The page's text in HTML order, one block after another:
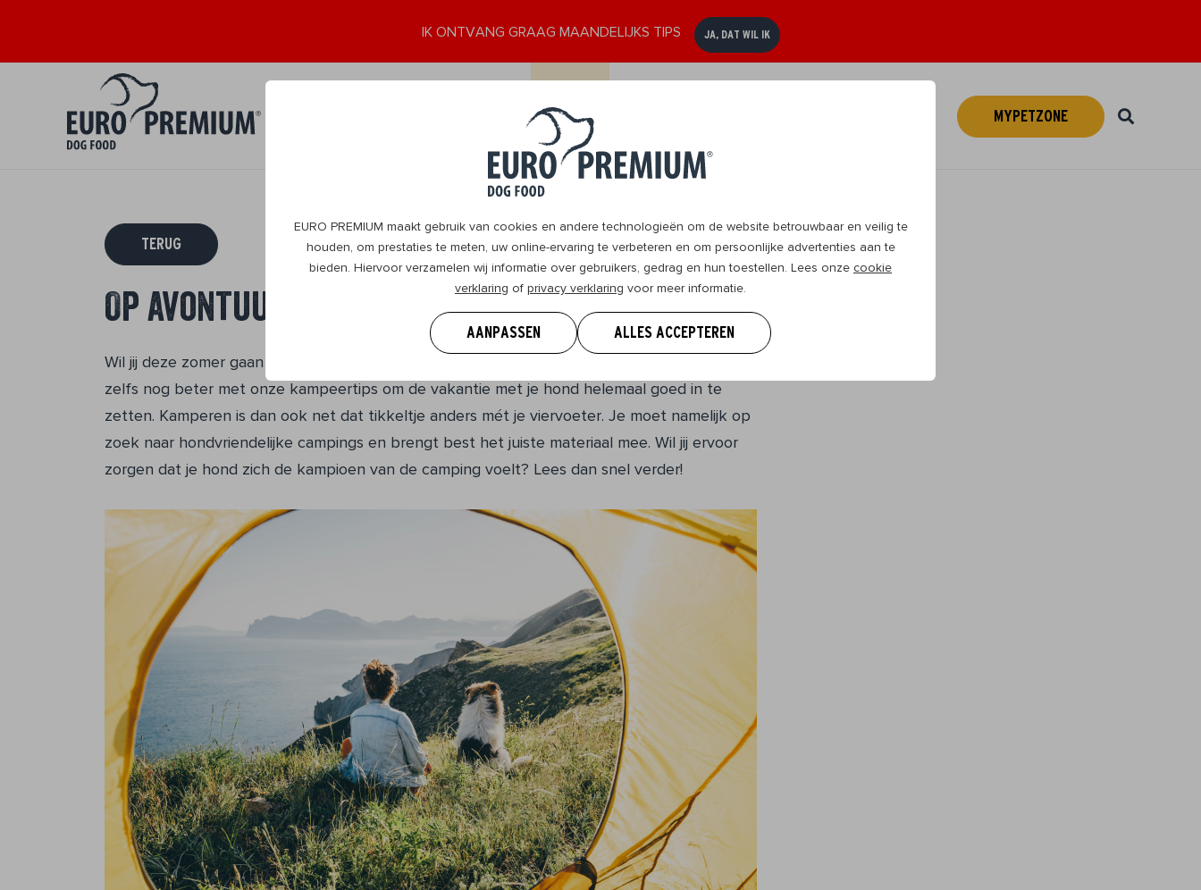
EURO PREMIUM maakt gebruik van cookies en andere technologieën om de website betrouwbaar en veilig te
houden, om prestaties te meten, uw online-ervaring te verbeteren en om persoonlijke advertenties aan te
bieden. Hiervoor verzamelen wij informatie over gebruikers, gedrag en hun toestellen. Lees onze cookie
verklaring of privacy verklaring voor meer informatie.
AANPASSEN ALLES ACCEPTEREN
IK ONTVANG GRAAG MAANDELIJKS TIPS JA, DAT WIL IK
DogBlog MYPETZONE
TERUG
Op avontuur: kamperen met je hond
Wil jij deze zomer gaan backpacken? Je doggo staat vast al te (water)trappelen! Het wordt
zelfs nog beter met onze kampeertips om de vakantie met je hond helemaal goed in te
zetten. Kamperen is dan ook net dat tikkeltje anders mét je viervoeter. Je moet namelijk op
zoek naar hondvriendelijke campings en brengt best het juiste materiaal mee. Wil jij ervoor
zorgen dat je hond zich de kampioen van de camping voelt? Lees dan snel verder!